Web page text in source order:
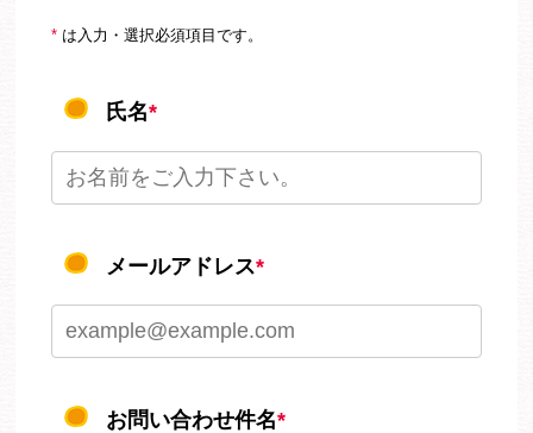
* は入力・選択必須項目です。
氏名*
メールアドレス*
お問い合わせ件名*